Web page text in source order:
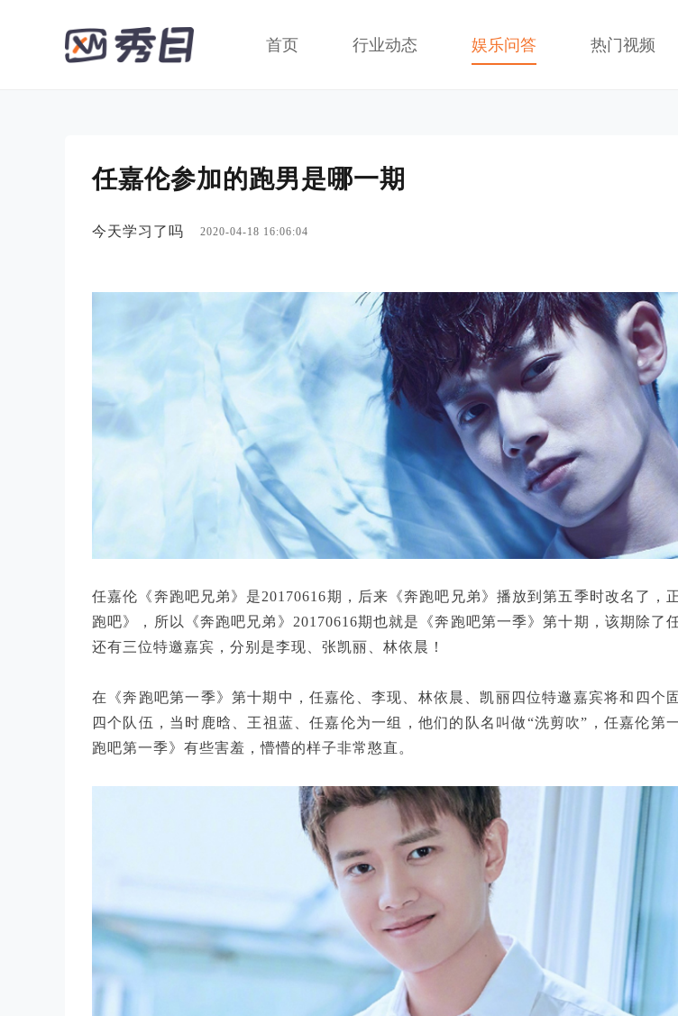
首页 行业动态 娱乐问答 热门视频
任嘉伦参加的跑男是哪一期
今天学习了吗 2020-04-18 16:06:04
任嘉伦《奔跑吧兄弟》是20170616期，后来《奔跑吧兄弟》播放到第五季时改名了，
跑吧》，所以《奔跑吧兄弟》20170616期也就是《奔跑吧第一季》第十期，该期除了
还有三位特邀嘉宾，分别是李现、张凯丽、林依晨！
在《奔跑吧第一季》第十期中，任嘉伦、李现、林依晨、凯丽四位特邀嘉宾将和四个
四个队伍，当时鹿晗、王祖蓝、任嘉伦为一组，他们的队名叫做“洗剪吹”，任嘉伦第
跑吧第一季》有些害羞，懵懵的样子非常憨直。